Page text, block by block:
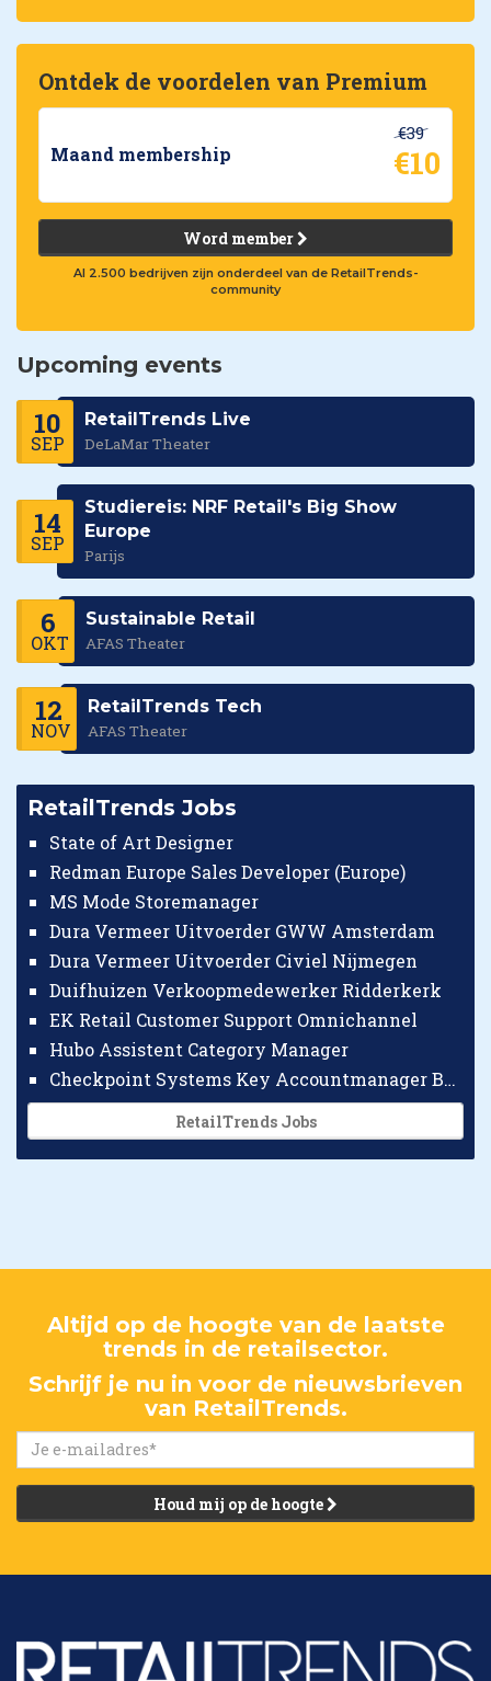
Ontdek de voordelen van Premium
Maand membership
€39
€10
Word member
Al 2.500 bedrijven zijn onderdeel van de RetailTrends-
community
Upcoming events
10
SEP
RetailTrends Live
DeLaMar Theater
14
SEP
Studiereis: NRF Retail's Big Show
Europe
Parijs
6
OKT
Sustainable Retail
AFAS Theater
12
NOV
RetailTrends Tech
AFAS Theater
RetailTrends Jobs
State of Art Designer
Redman Europe Sales Developer (Europe)
MS Mode Storemanager
Dura Vermeer Uitvoerder GWW Amsterdam
Dura Vermeer Uitvoerder Civiel Nijmegen
Duifhuizen Verkoopmedewerker Ridderkerk
EK Retail Customer Support Omnichannel
Hubo Assistent Category Manager
Checkpoint Systems Key Accountmanager Benelux
RetailTrends Jobs
Altijd op de hoogte van de laatste
trends in de retailsector.
Schrijf je nu in voor de nieuwsbrieven
van RetailTrends.
Houd mij op de hoogte